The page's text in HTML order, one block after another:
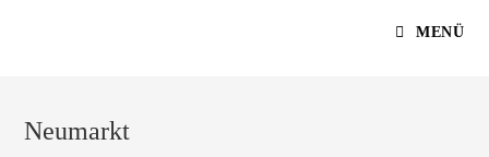
MENÜ
Neumarkt